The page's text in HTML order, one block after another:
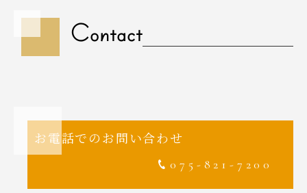
Contact
お電話でのお問い合わせ
075-821-7200